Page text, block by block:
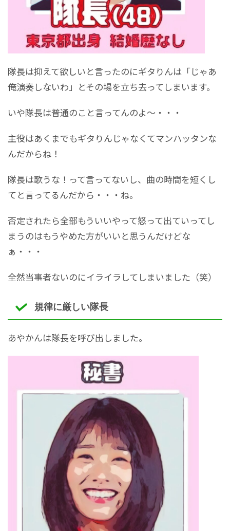
隊長は抑えて欲しいと言ったのにギタりんは「じゃあ
俺演奏しないわ」とその場を立ち去ってしまいます。
いや隊長は普通のこと言ってんのよ～・・・
主役はあくまでもギタりんじゃなくてマンハッタンな
んだからね！
隊長は歌うな！って言ってないし、曲の時間を短くし
てと言ってるんだから・・・ね。
否定されたら全部もういいやって怒って出ていってし
まうのはもうやめた方がいいと思うんだけどな
ぁ・・・
全然当事者ないのにイライラしてしまいました（笑）
規律に厳しい隊長
あやかんは隊長を呼び出しました。